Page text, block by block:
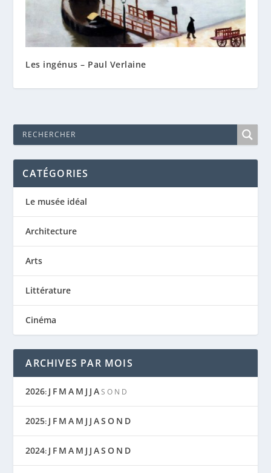
Les ingénus – Paul Verlaine
CATÉGORIES
Le musée idéal
Architecture
Arts
Littérature
Cinéma
ARCHIVES PAR MOIS
2026: J F M A M J J A S O N D
2025: J F M A M J J AS O N D
2024: J F M A M J J AS O N D